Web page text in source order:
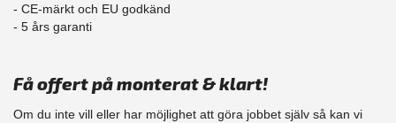
- CE-märkt och EU godkänd
​- 5 års garanti
Få offert på monterat & klart!
Om du inte vill eller har möjlighet att göra jobbet själv så kan vi